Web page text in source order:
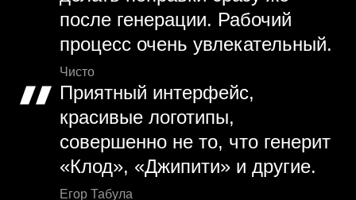
после генерации. Рабочий
процесс очень увлекательный.
Чисто
Приятный интерфейс,
красивые логотипы,
совершенно не то, что генерит
«Клод», «Джипити» и другие.
Егор Табула